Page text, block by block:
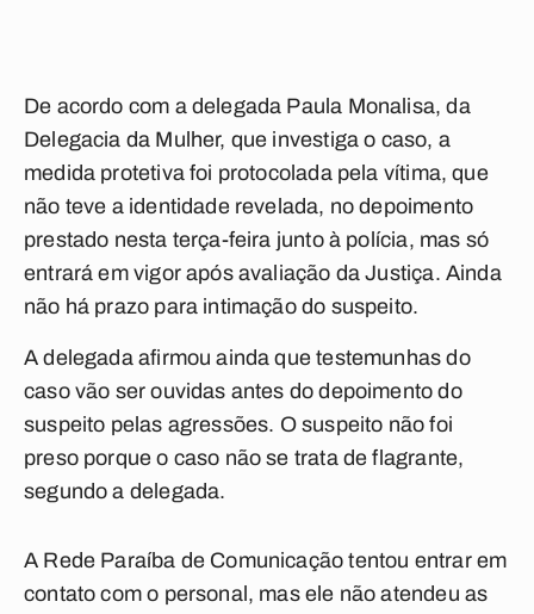
De acordo com a delegada Paula Monalisa, da
Delegacia da Mulher, que investiga o caso, a
medida protetiva foi protocolada pela vítima, que
não teve a identidade revelada, no depoimento
prestado nesta terça-feira junto à polícia, mas só
entrará em vigor após avaliação da Justiça. Ainda
não há prazo para intimação do suspeito.
A delegada afirmou ainda que testemunhas do
caso vão ser ouvidas antes do depoimento do
suspeito pelas agressões. O suspeito não foi
preso porque o caso não se trata de flagrante,
segundo a delegada.
A Rede Paraíba de Comunicação tentou entrar em
contato com o personal, mas ele não atendeu as